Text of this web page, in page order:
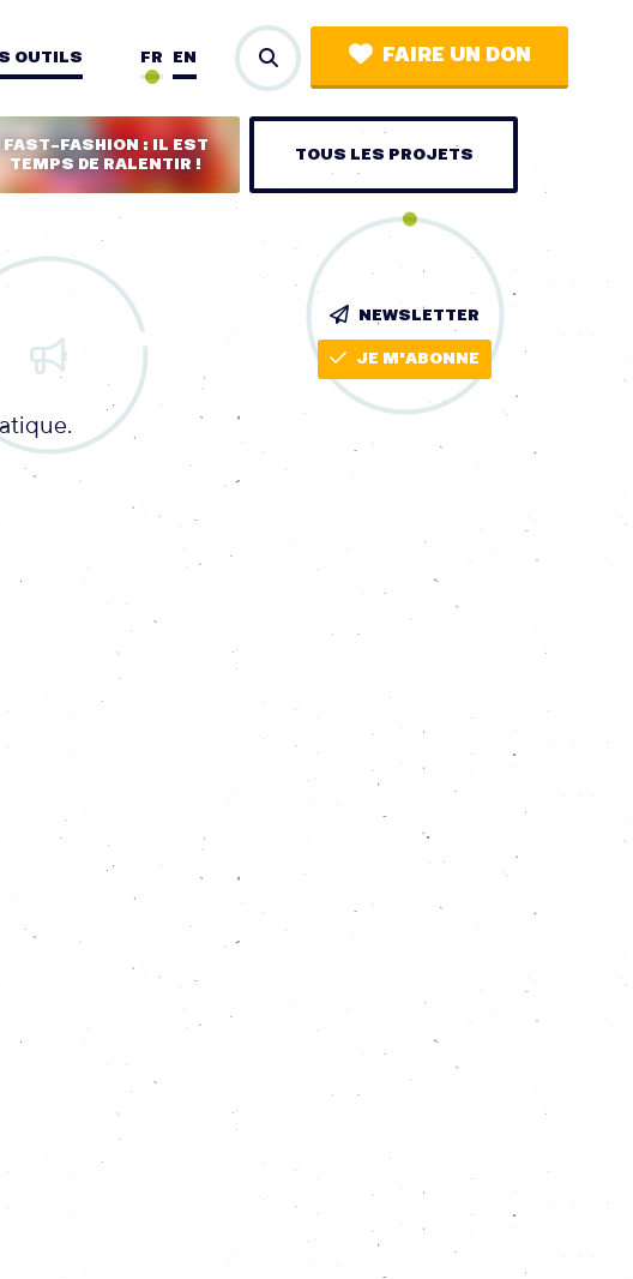
OUTILS EN
FR FAIRE UN DON
FAST-FASHION : IL EST
TEMPS DE RALENTIR !
TOUS LES PROJETS
NEWSLETTER
JE M'ABONNE